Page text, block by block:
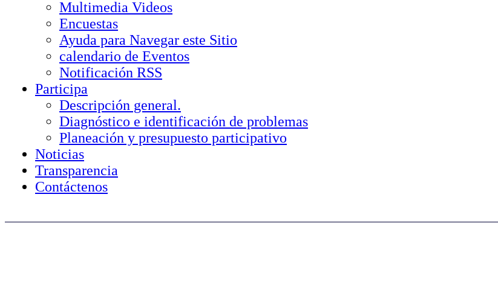
Multimedia Videos
Encuestas
Ayuda para Navegar este Sitio
calendario de Eventos
Notificación RSS
Participa
Descripción general.
Diagnóstico e identificación de problemas
Planeación y presupuesto participativo
Noticias
Transparencia
Contáctenos